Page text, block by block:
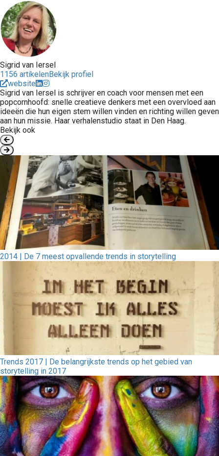
Sigrid van Iersel
1156 artikelenBekijk profiel
website
Sigrid van Iersel is schrijver en coach voor mensen met een
popcornhoofd: snelle creatieve denkers met een overvloed aan
ideeën die hun eigen stem willen vinden en richting willen geven
aan hun missie. Haar verhalenstudio staat in Den Haag.
Bekijk ook
2014 | De 7 meest opvallende trends in storytelling
Trends 2017 | De belangrijkste trends op het gebied van
storytelling in 2017